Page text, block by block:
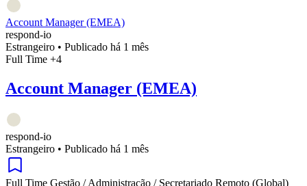
Account Manager (EMEA)
respond-io
Estrangeiro • Publicado há 1 mês
Full Time +4
Account Manager (EMEA)
respond-io
Estrangeiro • Publicado há 1 mês
Full Time Gestão / Administração / Secretariado Remoto (Global)